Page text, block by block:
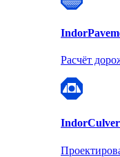
Indor
Расчёт
Indor